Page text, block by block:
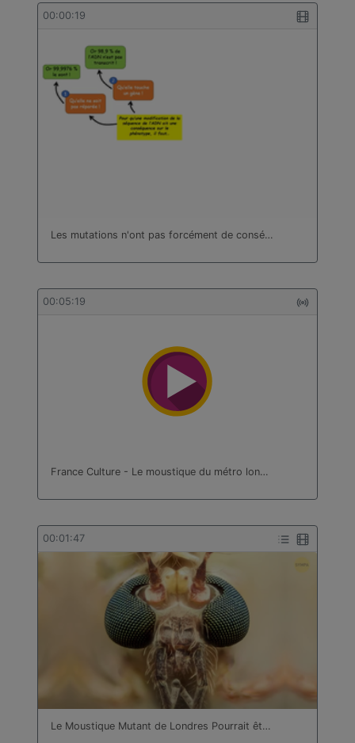
00:00:19
Les mutations n'ont pas forcément de consé…
00:05:19
France Culture - Le moustique du métro lon…
00:01:47
Le Moustique Mutant de Londres Pourrait êt…
bâtiment
Travail des métaux en feuilles
Turc